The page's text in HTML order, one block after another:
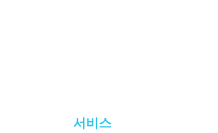
서비스